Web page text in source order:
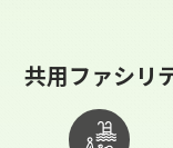
共用ファシリ